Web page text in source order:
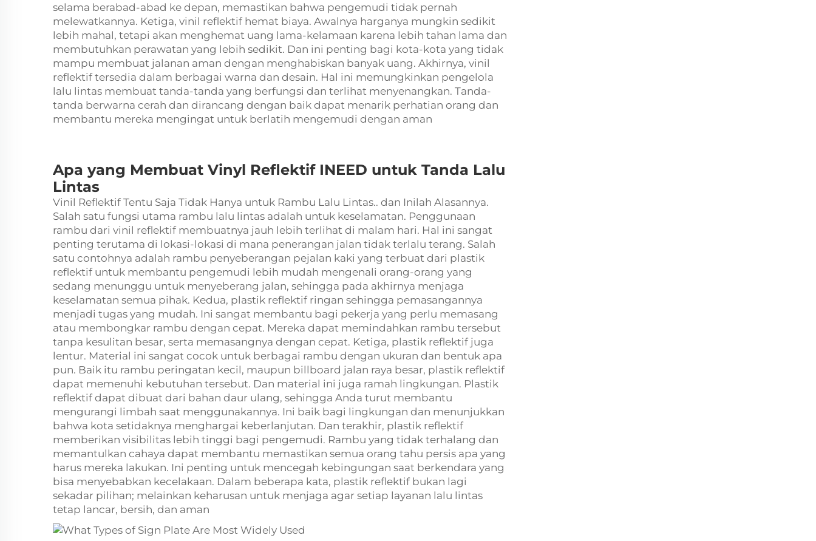
selama berabad-abad ke depan, memastikan bahwa pengemudi tidak pernah
melewatkannya. Ketiga, vinil reflektif hemat biaya. Awalnya harganya mungkin sedikit
lebih mahal, tetapi akan menghemat uang lama-kelamaan karena lebih tahan lama dan
membutuhkan perawatan yang lebih sedikit. Dan ini penting bagi kota-kota yang tidak
mampu membuat jalanan aman dengan menghabiskan banyak uang. Akhirnya, vinil
reflektif tersedia dalam berbagai warna dan desain. Hal ini memungkinkan pengelola
lalu lintas membuat tanda-tanda yang berfungsi dan terlihat menyenangkan. Tanda-
tanda berwarna cerah dan dirancang dengan baik dapat menarik perhatian orang dan
membantu mereka mengingat untuk berlatih mengemudi dengan aman
Apa yang Membuat Vinyl Reflektif INEED untuk Tanda Lalu
Lintas
Vinil Reflektif Tentu Saja Tidak Hanya untuk Rambu Lalu Lintas.. dan Inilah Alasannya.
Salah satu fungsi utama rambu lalu lintas adalah untuk keselamatan. Penggunaan
rambu dari vinil reflektif membuatnya jauh lebih terlihat di malam hari. Hal ini sangat
penting terutama di lokasi-lokasi di mana penerangan jalan tidak terlalu terang. Salah
satu contohnya adalah rambu penyeberangan pejalan kaki yang terbuat dari plastik
reflektif untuk membantu pengemudi lebih mudah mengenali orang-orang yang
sedang menunggu untuk menyeberang jalan, sehingga pada akhirnya menjaga
keselamatan semua pihak. Kedua, plastik reflektif ringan sehingga pemasangannya
menjadi tugas yang mudah. Ini sangat membantu bagi pekerja yang perlu memasang
atau membongkar rambu dengan cepat. Mereka dapat memindahkan rambu tersebut
tanpa kesulitan besar, serta memasangnya dengan cepat. Ketiga, plastik reflektif juga
lentur. Material ini sangat cocok untuk berbagai rambu dengan ukuran dan bentuk apa
pun. Baik itu rambu peringatan kecil, maupun billboard jalan raya besar, plastik reflektif
dapat memenuhi kebutuhan tersebut. Dan material ini juga ramah lingkungan. Plastik
reflektif dapat dibuat dari bahan daur ulang, sehingga Anda turut membantu
mengurangi limbah saat menggunakannya. Ini baik bagi lingkungan dan menunjukkan
bahwa kota setidaknya menghargai keberlanjutan. Dan terakhir, plastik reflektif
memberikan visibilitas lebih tinggi bagi pengemudi. Rambu yang tidak terhalang dan
memantulkan cahaya dapat membantu memastikan semua orang tahu persis apa yang
harus mereka lakukan. Ini penting untuk mencegah kebingungan saat berkendara yang
bisa menyebabkan kecelakaan. Dalam beberapa kata, plastik reflektif bukan lagi
sekadar pilihan; melainkan keharusan untuk menjaga agar setiap layanan lalu lintas
tetap lancar, bersih, dan aman